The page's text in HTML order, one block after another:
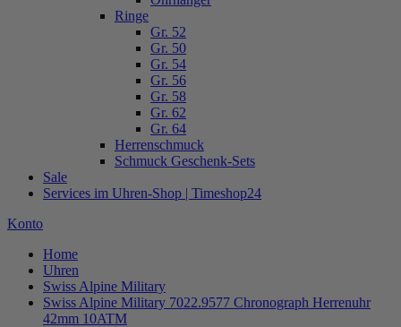
Ringe
Gr. 52
Gr. 50
Gr. 54
Gr. 56
Gr. 58
Gr. 62
Gr. 64
Herrenschmuck
Schmuck Geschenk-Sets
Sale
Services im Uhren-Shop | Timeshop24
Konto
Home
Uhren
Swiss Alpine Military
Swiss Alpine Military 7022.9577 Chronograph Herrenuhr
42mm 10ATM